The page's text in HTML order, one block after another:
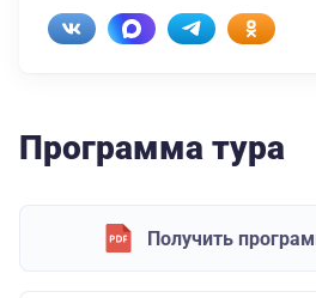
Программа тура
Получить